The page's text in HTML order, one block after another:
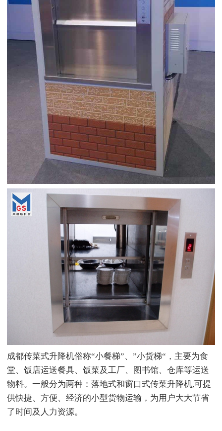
成都传菜式升降机俗称“小餐梯”、”小货梯“，主要为食
堂、饭店运送餐具、饭菜及工厂、图书馆、仓库等运送
物料。一般分为两种：落地式和窗口式传菜升降机,可提
供快捷、方便、经济的小型货物运输，为用户大大节省
了时间及人力资源。